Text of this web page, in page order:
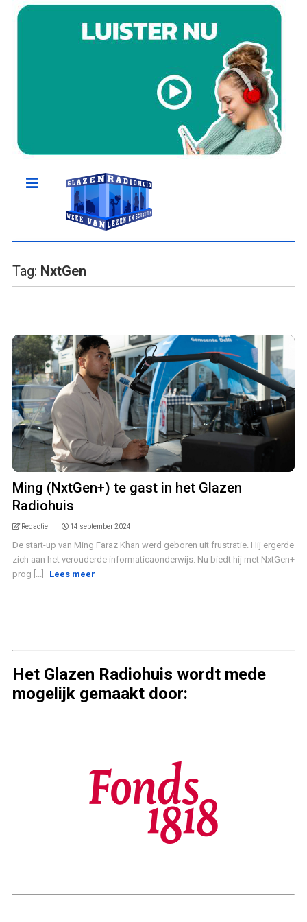
Tag: NxtGen
Ming (NxtGen+) te gast in het Glazen
Radiohuis
Redactie 14 september 2024
De start-up van Ming Faraz Khan werd geboren uit frustratie. Hij ergerde
zich aan het verouderde informaticaonderwijs. Nu biedt hij met NxtGen+
prog [...]
Lees meer
Het Glazen Radiohuis wordt mede
mogelijk gemaakt door: